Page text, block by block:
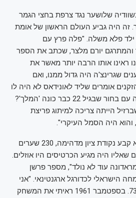
שלושער נגד צרפת בחצי הגמר
זה היה גביע העולם הראשון של אומת
פלא משלה. "פלה פרץ עם
והמתרגם יורם מלצר, שכתב את הספר
ראינו אותו הרבה יותר מאשר את
שגרינצ'ה היה גדול ממנו, ואם
אומרים שליד לאונידאס לא היה לו
מה לחפש. אבל מה תעשה עם בחור שבגיל 22 כבר כונה 'המלך'?
הייתה צריכה למיתוג פריצת
והוא היה הסמל העיקרי".
כשפלה היה רק בן 20, הוא קבע נקודת ציון מדהימה, 230 שערים
שאליו היה מגיע הכרטיסים היו אוזלים.
עוד לא נולד", מספר פרשן
הישראלי לכדורגל ארגנטינאי. "אני
לא ילד, בעוד שבועיים בן 73. בספטמבר 1961 ראיתי את המשחק